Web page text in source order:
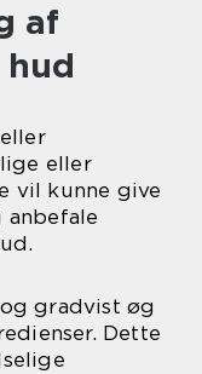
af
eller
vil kunne give
gradvist øg
Dette